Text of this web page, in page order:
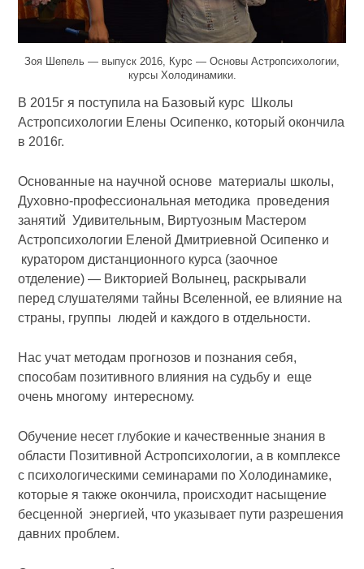
Зоя Шепель — выпуск 2016, Курс — Основы Астропсихологии,
курсы Холодинамики.
В 2015г я поступила на Базовый курс Школы
Астропсихологии Елены Осипенко, который окончила
в 2016г.
Основанные на научной основе материалы школы,
Духовно-профессиональная методика проведения
занятий Удивительным, Виртуозным Мастером
Астропсихологии Еленой Дмитриевной Осипенко и
куратором дистанционного курса (заочное
отделение) — Викторией Волынец, раскрывали
перед слушателями тайны Вселенной, ее влияние на
страны, группы людей и каждого в отдельности.
Нас учат методам прогнозов и познания себя,
способам позитивного влияния на судьбу и еще
очень многому интересному.
Обучение несет глубокие и качественные знания в
области Позитивной Астропсихологии, а в комплексе
с психологическими семинарами по Холодинамике,
которые я также окончила, происходит насыщение
бесценной энергией, что указывает пути разрешения
давних проблем.